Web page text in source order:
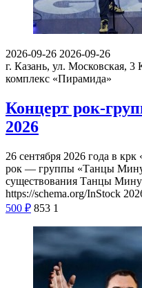
2026-09-26 2026-09-26
г. Казань, ул. Московская, 3
комплекс «Пирамида»
Концерт рок-
2026
26 сентября 2026 года в
рок — группы «Танцы
существования Танцы
https://schema.org/InStock
500 ₽ 853 1